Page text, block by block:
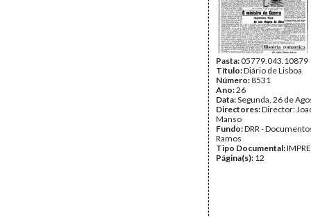
Pasta:05779.043.10879
Título:Diário de Lisboa
Número: 8531
Ano:26
Data:Segunda, 26 de
Directores:Director:
Manso
Fundo:DRR -
Ramos
Tipo Documental:
Página(s): 12